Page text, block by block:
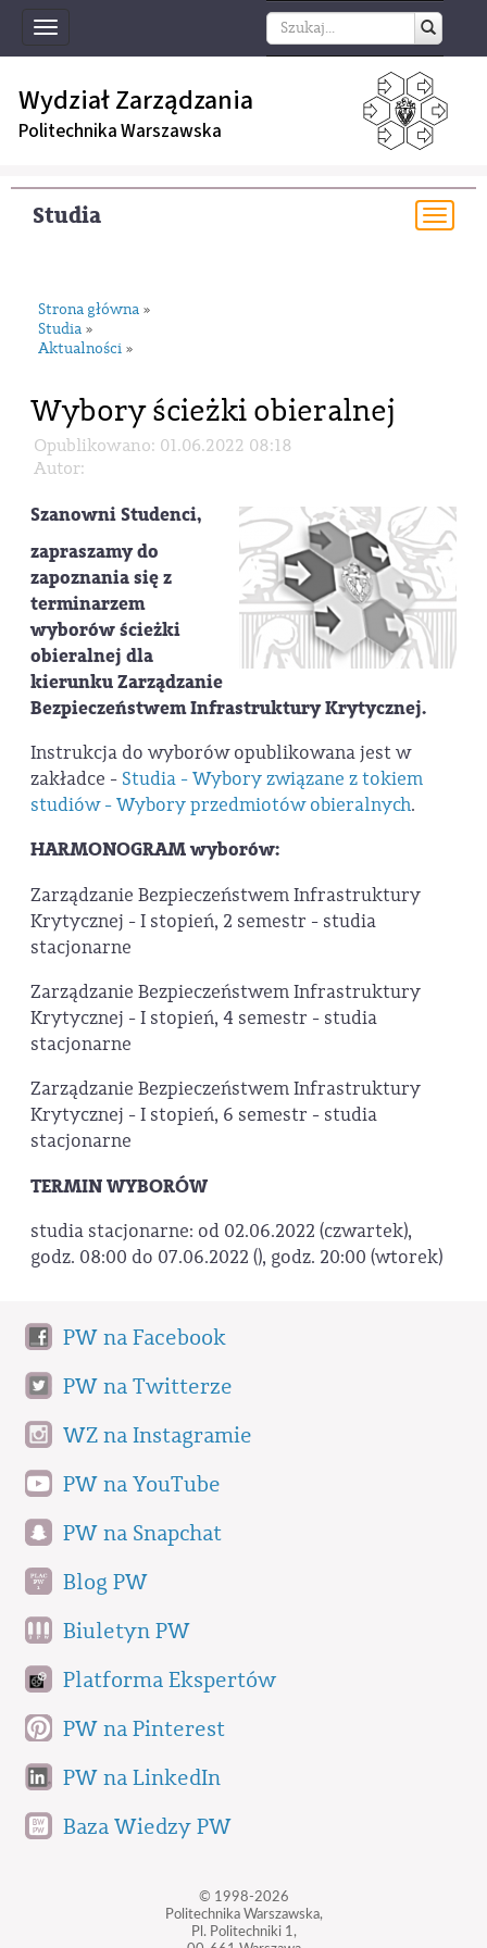
Toggle
navigation
Wydział Zarządzania
Politechnika Warszawska
Studia
Strona główna »
Studia »
Aktualności »
Wybory ścieżki obieralnej
Opublikowano: 01.06.2022 08:18
Autor:
Szanowni Studenci,
zapraszamy do
zapoznania się z
terminarzem
wyborów ścieżki
obieralnej dla
kierunku Zarządzanie
Bezpieczeństwem Infrastruktury Krytycznej.
Instrukcja do wyborów opublikowana jest w
zakładce - Studia - Wybory związane z tokiem
studiów - Wybory przedmiotów obieralnych.
HARMONOGRAM wyborów:
Zarządzanie Bezpieczeństwem Infrastruktury
Krytycznej - I stopień, 2 semestr - studia
stacjonarne
Zarządzanie Bezpieczeństwem Infrastruktury
Krytycznej - I stopień, 4 semestr - studia
stacjonarne
Zarządzanie Bezpieczeństwem Infrastruktury
Krytycznej - I stopień, 6 semestr - studia
stacjonarne
TERMIN WYBORÓW
studia stacjonarne: od 02.06.2022 (czwartek),
godz. 08:00 do 07.06.2022 (), godz. 20:00 (wtorek)
PW na Facebook
PW na Twitterze
WZ na Instagramie
PW na YouTube
PW na Snapchat
Blog PW
Biuletyn PW
Platforma Ekspertów
PW na Pinterest
PW na LinkedIn
Baza Wiedzy PW
© 1998-2026
Politechnika Warszawska,
Pl. Politechniki 1,